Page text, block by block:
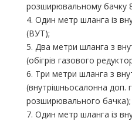
розширювальному бачку
4. Один метр шланга із
(ВУТ);
5. Два метри шланга з
(обігрів газового
6. Три метри шланга з
(внутрішньосалонна доп.
розширювального бачка);
7. Один метр шланга із